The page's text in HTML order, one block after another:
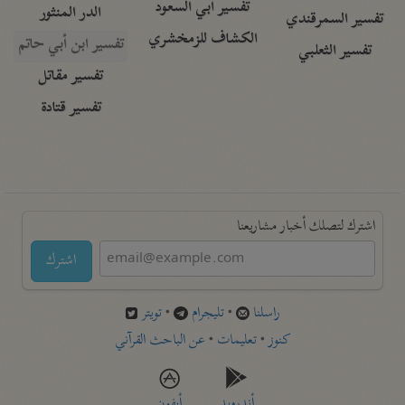
تفسير السمرقندي
تفسير الثعلبي
تفسير أبي السعود
الكشاف للزمخشري
الدر المنثور
تفسير ابن أبي حاتم
تفسير مقاتل
تفسير قتادة
اشترك لتصلك أخبار مشاريعنا
اشترك
راسلنا •تليجرام •تويتر
كنوز•تعليمات •عن الباحث القرآني